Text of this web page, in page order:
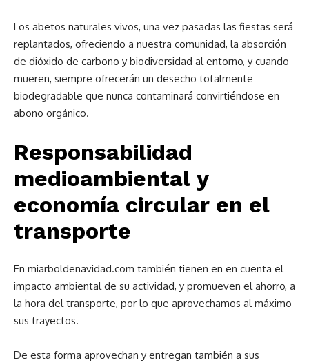
Los abetos naturales vivos, una vez pasadas las fiestas será
replantados, ofreciendo a nuestra comunidad, la absorción
de dióxido de carbono y biodiversidad al entorno, y cuando
mueren, siempre ofrecerán un desecho totalmente
biodegradable que nunca contaminará convirtiéndose en
abono orgánico.
Responsabilidad
medioambiental y
economía circular en el
transporte
En miarboldenavidad.com también tienen en en cuenta el
impacto ambiental de su actividad, y promueven el ahorro, a
la hora del transporte, por lo que aprovechamos al máximo
sus trayectos.
De esta forma aprovechan y entregan también a sus